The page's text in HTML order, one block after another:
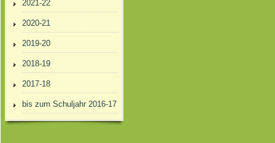
2021-22
2020-21
2019-20
2018-19
2017-18
bis zum Schuljahr 2016-17